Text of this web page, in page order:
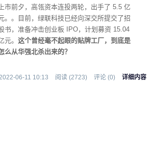
上市前夕，高瓴资本连投两轮，出手了 5.5 亿
。。目前，绿联科技已经向深交所提交了招
书，准备冲击创业板 IPO，计划募资 15.04
元。 这个曾经毫不起眼的贴牌工厂，到底是
么从华强北杀出来的？
06-11 10:13 阅读 (2723) 评论 (0) 详细内容